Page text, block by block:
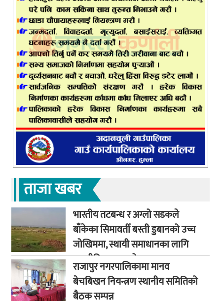
ताजा खबर
भारतीय तटबन्ध र अग्लो सडकले
बाँकेका सिमावर्ती बस्ती डुबानको उच्च
जोखिममा, स्थायी समाधानका लागि
कूटनीतिक पहलको माग
राजापुर नगरपालिकामा मानव
बेचबिखन नियन्त्रण स्थानीय समितिको
बैठक सम्पन्न